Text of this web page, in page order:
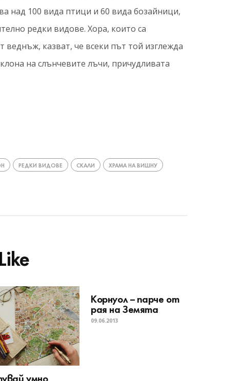
над 100 вида птици и 60 вида бозайници,
редки видове. Хора, които са
казват, че всеки път той изглежда
на слънчевите лъчи, причудливата
РЕДКИ ВИДОВЕ СКАЛИ ХРАМА НА ВИШНУ
умно
Корнуол – парче от
рая на Земята
09.06.2013